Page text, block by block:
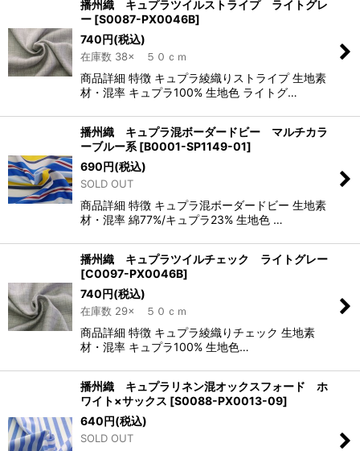
播州織 キュプラツイルストライプ ライトグレ
ー [S0087-PX0046B]
740円(税込)
在庫数 38× ５０ｃｍ
商品詳細 特徴 キュプラ綾織りストライプ 生地素
材・混率 キュプラ100% 生地色 ライトグ…
播州織 キュプラ混ボーダードビー マルチカラ
ーブルー系 [B0001-SP1149-01]
690円(税込)
SOLD OUT
商品詳細 特徴 キュプラ混ボーダードビー 生地素
材・混率 綿77%/キュプラ23% 生地色 …
播州織 キュプラツイルチェック ライトグレー
[C0097-PX0046B]
740円(税込)
在庫数 29× ５０ｃｍ
商品詳細 特徴 キュプラ綾織りチェック 生地素
材・混率 キュプラ100% 生地色…
播州織 キュプラリネン混オックスフォード ホ
ワイト×サックス [S0088-PX0013-09]
640円(税込)
SOLD OUT